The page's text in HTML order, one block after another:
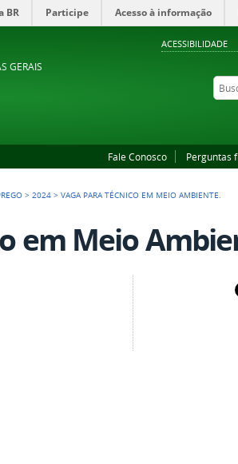
ACESSIBILIDADE
BR Participe Acesso à informação
GERAIS
Fale Conosco Perguntas
>2024 >VAGA PARA TÉCNICO EM MEIO AMBIENTE.
em Meio